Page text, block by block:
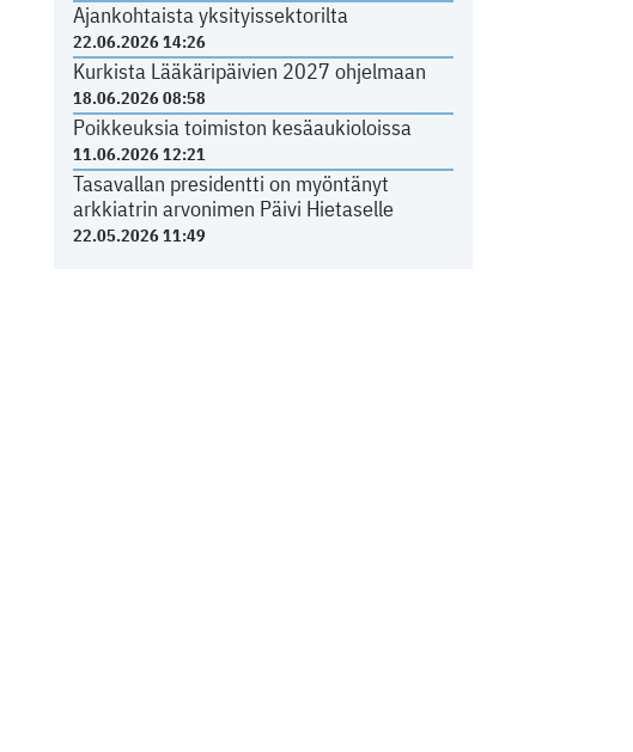
Ajankohtaista yksityissektorilta
22.06.2026 14:26
Kurkista Lääkäripäivien 2027 ohjelmaan
18.06.2026 08:58
Poikkeuksia toimiston kesäaukioloissa
11.06.2026 12:21
Tasavallan presidentti on myöntänyt
arkkiatrin arvonimen Päivi Hietaselle
22.05.2026 11:49